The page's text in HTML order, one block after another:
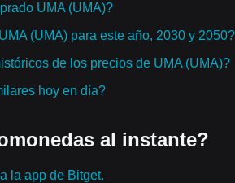
UMA (UMA)?
(UMA) para este año, 2030 y 2050?
de los precios de UMA (UMA)?
hoy en día?
al instante?
la app de Bitget.